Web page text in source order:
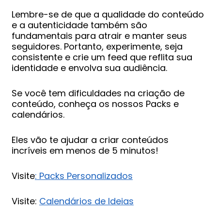
Lembre-se de que a qualidade do conteúdo
e a autenticidade também são
fundamentais para atrair e manter seus
seguidores. Portanto, experimente, seja
consistente e crie um feed que reflita sua
identidade e envolva sua audiência.
Se você tem dificuldades na criação de
conteúdo, conheça os nossos Packs e
calendários.
Eles vão te ajudar a criar conteúdos
incríveis em menos de 5 minutos!
Visite: Packs Personalizados
Visite: Calendários de Ideias